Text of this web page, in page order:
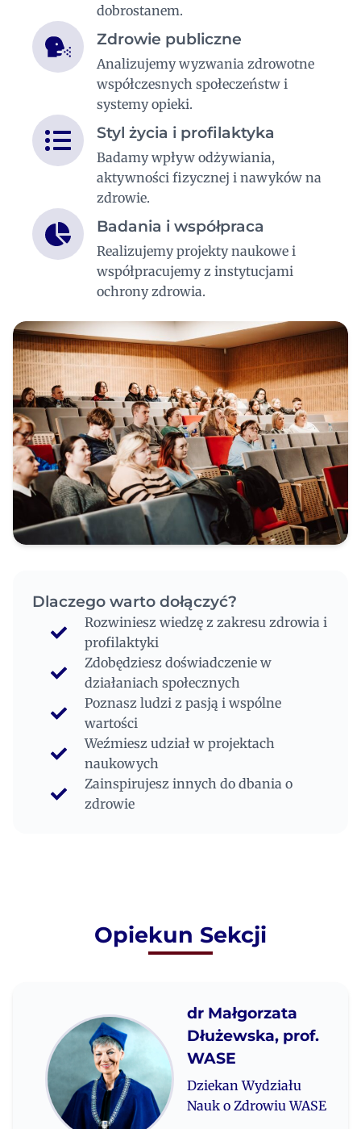
dobrostanem.
Zdrowie publiczne
Analizujemy wyzwania zdrowotne
współczesnych społeczeństw i
systemy opieki.
Styl życia i profilaktyka
Badamy wpływ odżywiania,
aktywności fizycznej i nawyków na
zdrowie.
Badania i współpraca
Realizujemy projekty naukowe i
współpracujemy z instytucjami
ochrony zdrowia.
Dlaczego warto dołączyć?
Rozwiniesz wiedzę z zakresu zdrowia i
profilaktyki
Zdobędziesz doświadczenie w
działaniach społecznych
Poznasz ludzi z pasją i wspólne
wartości
Weźmiesz udział w projektach
naukowych
Zainspirujesz innych do dbania o
zdrowie
Opiekun Sekcji
dr Małgorzata
Dłużewska, prof.
WASE
Dziekan Wydziału
Nauk o Zdrowiu WASE